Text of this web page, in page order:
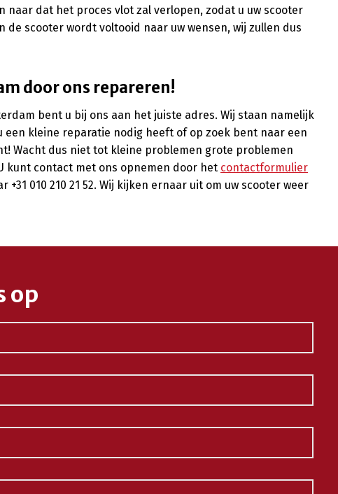
dat het proces vlot zal verlopen, zodat u uw scooter
scooter wordt voltooid naar uw wensen, wij zullen dus
door ons repareren!
bent u bij ons aan het juiste adres. Wij staan namelijk
een kleine reparatie nodig heeft of op zoek bent naar een
Wacht dus niet tot kleine problemen grote problemen
kunt contact met ons opnemen door het contactformulier
010 210 21 52. Wij kijken ernaar uit om uw scooter weer
op